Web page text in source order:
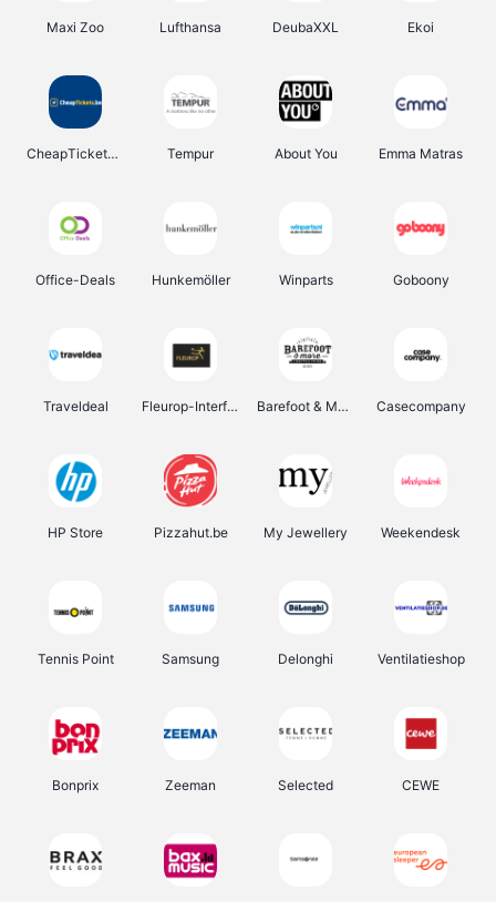
Maxi Zoo Lufthansa DeubaXXL Ekoi
CheapTickets.be Tempur About You Emma Matras
Office-Deals Hunkemöller Winparts Goboony
Traveldeal Fleurop-Interflora Barefoot & More Casecompany
HP Store Pizzahut.be My Jewellery Weekendesk
Tennis Point Samsung Delonghi Ventilatieshop
Bonprix Zeeman Selected CEWE